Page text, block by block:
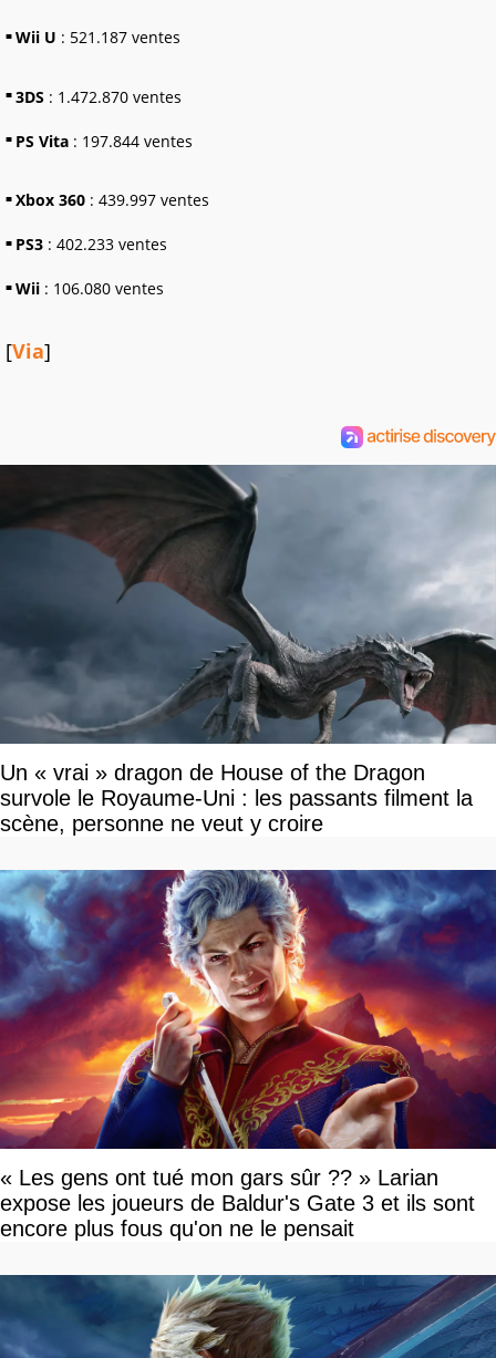
Wii U : 521.187 ventes
3DS : 1.472.870 ventes
PS Vita : 197.844 ventes
Xbox 360 : 439.997 ventes
PS3 : 402.233 ventes
Wii : 106.080 ventes
[Via]
Un « vrai » dragon de House of the Dragon
survole le Royaume-Uni : les passants filment la
scène, personne ne veut y croire
« Les gens ont tué mon gars sûr ?? » Larian
expose les joueurs de Baldur's Gate 3 et ils sont
encore plus fous qu'on ne le pensait